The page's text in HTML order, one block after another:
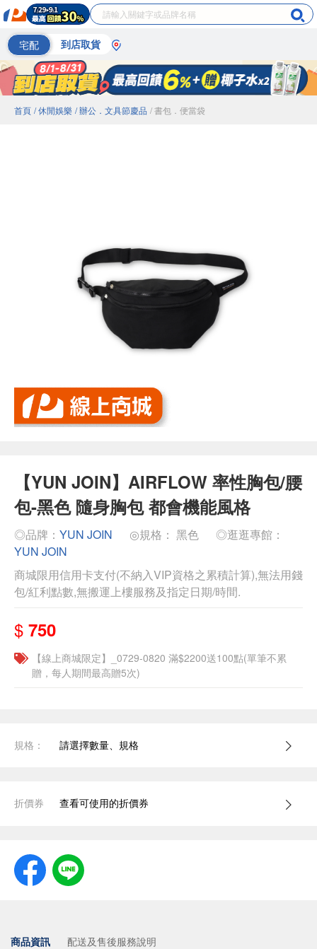
宅配 到店取貨
首頁 / 休閒娛樂 / 辦公．文具節慶品 / 書包．便當袋
【YUN JOIN】AIRFLOW 率性胸包/腰
包-黑色 隨身胸包 都會機能風格
◎品牌： YUN JOIN ◎規格： 黑色
◎逛逛專館：
YUN JOIN
商城限用信用卡支付(不納入VIP資格之累積計算),無法用錢
包/紅利點數,無搬運上樓服務及指定日期/時間.
$ 750
【線上商城限定】_0729-0820 滿$2200送100點(單筆不累
贈，每人期間最高贈5次)
規格： 請選擇數量、規格
折價券 查看可使用的折價券
商品資訊 配送及售後服務說明